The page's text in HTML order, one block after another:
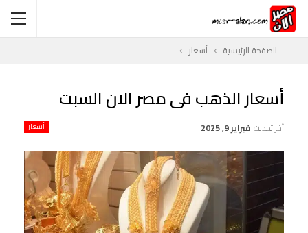
الصفحة الرئيسية أسعار
أسعار الذهب فى مصر الان السبت
أسعار آخر تحديث فبراير 9, 2025